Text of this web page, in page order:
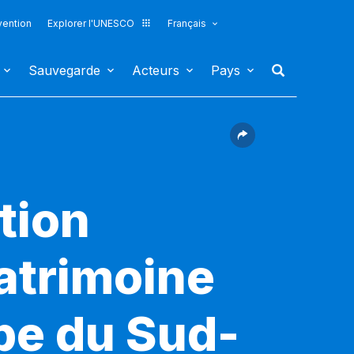
Explorer l'UNESCO
Français
Sauvegarde Acteurs Pays
du Sud-